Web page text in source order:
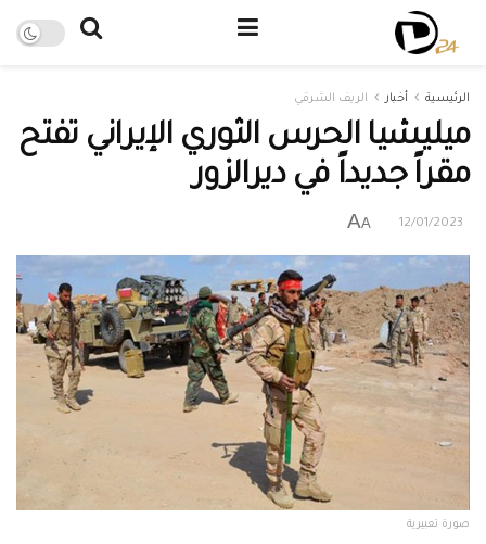
الرئيسية أخبار الريف الشرقي
ميليشيا الحرس الثوري الإيراني تفتح
مقراً جديداً في ديرالزور
12/01/2023
A
A
صورة تعبيرية